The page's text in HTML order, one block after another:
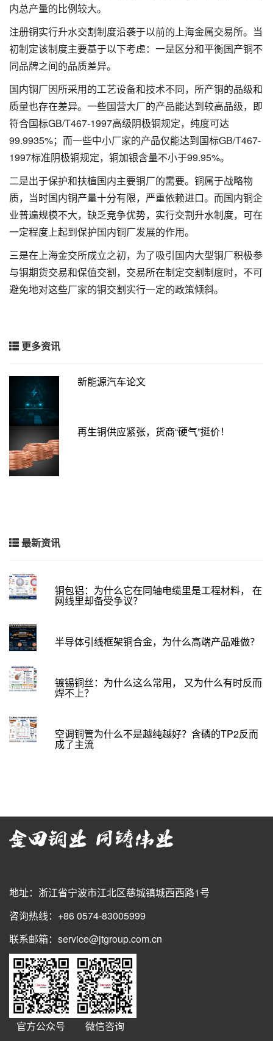
内总产量的比例较大。
注册铜实行升水交割制度沿袭于以前的上海金属交易所。当
初制定该制度主要基于以下考虑：一是区分和平衡国产铜不
同品牌之间的品质差异。
国内铜厂因所采用的工艺设备和技术不同，所产铜的品级和
质量也存在差异。一些国营大厂的产品能达到较高品级，即
符合国标GB/T467-1997高级阴极铜规定，纯度可达
99.9935%；而一些中小厂家的产品仅能达到国标GB/T467-
1997标准阴极铜规定，铜加银含量不小于99.95%。
二是出于保护和扶植国内主要铜厂的需要。铜属于战略物
质，当时国内铜产量十分有限，严重依赖进口。而国内铜企
业普遍规模不大，缺乏竞争优势，实行交割升水制度，可在
一定程度上起到保护国内铜厂发展的作用。
三是在上海金交所成立之初，为了吸引国内大型铜厂积极参
与铜期货交易和保值交割，交易所在制定交割制度时，不可
避免地对这些厂家的铜交割实行一定的政策倾斜。
更多资讯
新能源汽车论文
再生铜供应紧张，货商“硬气”挺价！
最新资讯
铜包铝：为什么它在同轴电缆里是工程材料， 在
网线里却备受争议？
半导体引线框架铜合金，为什么高端产品难做？
镀锡铜丝：为什么这么常用， 又为什么有时反而
焊不上？
空调铜管为什么不是越纯越好？含磷的TP2反而
成了主流
地址：浙江省宁波市江北区慈城镇城西西路1号
咨询热线：+86 0574-83005999
联系邮箱：service@jtgroup.com.cn
官方公众号 微信咨询